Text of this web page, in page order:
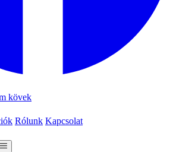
kövek
Rólunk Kapcsolat